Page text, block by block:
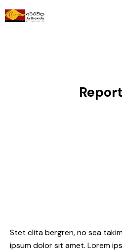
Stet clita bergren, no sea
ipsum dolor sit amet. Lorem